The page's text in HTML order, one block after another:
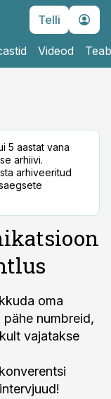
Telli
Videod
5 aastat vana
arhiivi.
arhiveeritud
oma
numbreid,
vajatakse